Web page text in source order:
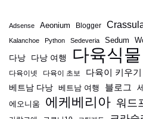
Adsense Aeonium Blogger
Kalanchoe Python Sedeveria Sedum
다낭 다낭 여행 다육식물
다육이넷 다육이 초보 다육이 키우기
베트남 다낭 베트남 여행 블로그
에오니움 에케베리아 워드